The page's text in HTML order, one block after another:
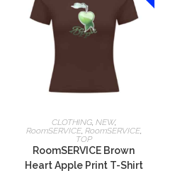
選擇規格
CLOTHING, NEW,
RoomSERVICE, RoomSERVICE,
TOP
RoomSERVICE Brown
Heart Apple Print T-Shirt